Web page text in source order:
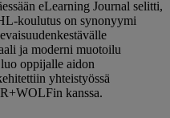
eLearning Journal selitti,
koulutus on synonyymi
ja moderni muotoilu
oppijalle aidon
yhteistyössä
kanssa.